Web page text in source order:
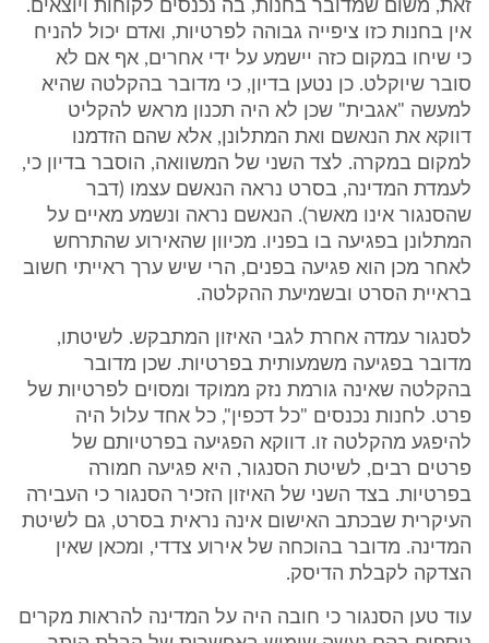
זאת, משום שמדובר בחנות, בה נכנסים לקוחות ויוצאים.
אין בחנות כזו ציפייה גבוהה לפרטיות, ואדם יכול להניח
כי שיחו במקום כזה יישמע על ידי אחרים, אף אם לא
סובר שיוקלט. כן נטען בדיון, כי מדובר בהקלטה שהיא
למעשה "אגבית" שכן לא היה תכנון מראש להקליט
דווקא את הנאשם ואת המתלונן, אלא שהם הזדמנו
למקום במקרה. לצד השני של המשוואה, הוסבר בדיון כי,
לעמדת המדינה, בסרט נראה הנאשם עצמו (דבר
שהסנגור אינו מאשר). הנאשם נראה ונשמע מאיים על
המתלונן בפגיעה בו בפניו. מכיוון שהאירוע שהתרחש
לאחר מכן הוא פגיעה בפנים, הרי שיש ערך ראייתי חשוב
בראיית הסרט ובשמיעת ההקלטה.
לסנגור עמדה אחרת לגבי האיזון המתבקש. לשיטתו,
מדובר בפגיעה משמעותית בפרטיות. שכן מדובר
בהקלטה שאינה גורמת נזק ממוקד ומסוים לפרטיות של
פרט. לחנות נכנסים "כל דכפין", כל אחד עלול היה
להיפגע מהקלטה זו. דווקא הפגיעה בפרטיותם של
פרטים רבים, לשיטת הסנגור, היא פגיעה חמורה
בפרטיות. בצד השני של האיזון הזכיר הסנגור כי העבירה
העיקרית שבכתב האישום אינה נראית בסרט, גם לשיטת
המדינה. מדובר בהוכחה של אירוע צדדי, ומכאן שאין
הצדקה לקבלת הדיסק.
עוד טען הסנגור כי חובה היה על המדינה להראות מקרים